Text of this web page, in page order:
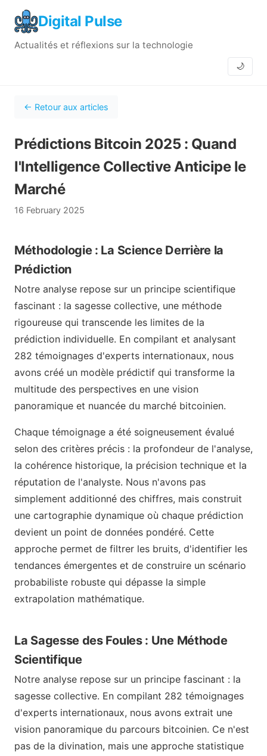
Digital Pulse
Actualités et réflexions sur la technologie
🌙
← Retour aux articles
Prédictions Bitcoin 2025 : Quand
l'Intelligence Collective Anticipe le
Marché
16 February 2025
Méthodologie : La Science Derrière la
Prédiction
Notre analyse repose sur un principe scientifique
fascinant : la sagesse collective, une méthode
rigoureuse qui transcende les limites de la
prédiction individuelle. En compilant et analysant
282 témoignages d'experts internationaux, nous
avons créé un modèle prédictif qui transforme la
multitude des perspectives en une vision
panoramique et nuancée du marché bitcoinien.
Chaque témoignage a été soigneusement évalué
selon des critères précis : la profondeur de l'analyse,
la cohérence historique, la précision technique et la
réputation de l'analyste. Nous n'avons pas
simplement additionné des chiffres, mais construit
une cartographie dynamique où chaque prédiction
devient un point de données pondéré. Cette
approche permet de filtrer les bruits, d'identifier les
tendances émergentes et de construire un scénario
probabiliste robuste qui dépasse la simple
extrapolation mathématique.
La Sagesse des Foules : Une Méthode
Scientifique
Notre analyse repose sur un principe fascinant : la
sagesse collective. En compilant 282 témoignages
d'experts internationaux, nous avons extrait une
vision panoramique du parcours bitcoinien. Ce n'est
pas de la divination, mais une approche statistique